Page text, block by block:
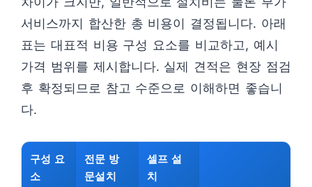
서비스까지 합산한 총 비용이 결정됩니다. 아래
표는 대표적 비용 구성 요소를 비교하고, 예시
가격 범위를 제시합니다. 실제 견적은 현장 점검
후 확정되므로 참고 수준으로 이해하면 좋습니
다.
구성 요
소
전문 방
문설치
셀프 설
치